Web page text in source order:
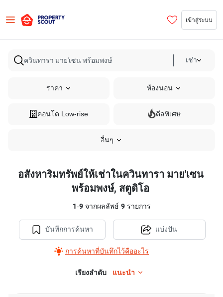
เข้าสู่ระบบ
เช่า
ราคา ห้องนอน
คอนโด Low-rise ดีลพิเศษ
อื่นๆ
อสังหาริมทรัพย์ให้เช่าในควินทารา มาย'เซน
พร้อมพงษ์, สตูดิโอ
1-9จากผลลัพธ์ 9รายการ
บันทึกการค้นหา
การค้นหาที่บันทึกไว้คืออะไร
แบ่งปัน
เรียงลำดับ แนะนำ